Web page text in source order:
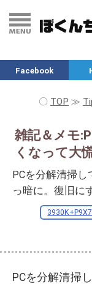
Facebook
〇 TOP ≫
雑記＆メモ
くなって大
PCを分解清掃
っ暗に。復旧に
PCを分解清掃